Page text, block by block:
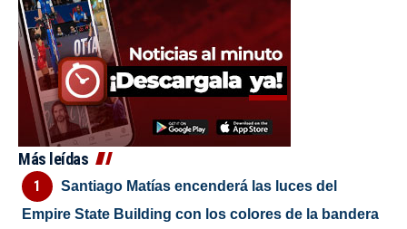
Más leídas
Santiago Matías encenderá las luces del
Empire State Building con los colores de la bandera